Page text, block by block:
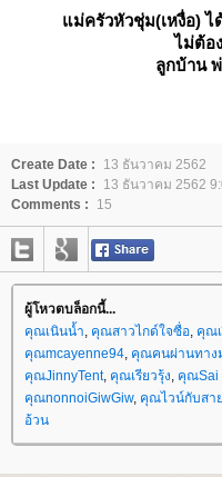
ม่ครัวหัวชุ่ม(เหงื่อ) ไ
ไม่ต้อ
ลูกบ้าน
Create Date :
13 ธันวาคม 2562
Last Update :
13 ธันวาคม 2562
Comments :
15
ผู้โหวตบล็อกนี้...
คุณเนินน้ำ คุณสาวไกด์ใจซื่อ คุณ
คุณmcayenne94 คุณคนผ่านทาง
คุณJinnyTent, คุณเรียวรุ้ง คุณSai
คุณnonnoiGiwGiw, คุณไวน์กับสา
อ้วน